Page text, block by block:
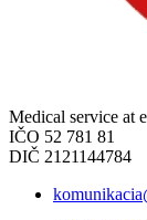
Medical service at
IČO 52 781 81
DIČ 2121144784